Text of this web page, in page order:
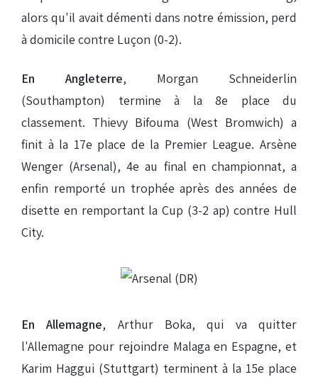
alors qu'il avait démenti dans notre émission, perd
à domicile contre Luçon (0-2).
En Angleterre, Morgan Schneiderlin
(Southampton) termine à la 8e place du
classement. Thievy Bifouma (West Bromwich) a
finit à la 17e place de la Premier League. Arsène
Wenger (Arsenal), 4e au final en championnat, a
enfin remporté un trophée après des années de
disette en remportant la Cup (3-2 ap) contre Hull
City.
En Allemagne, Arthur Boka, qui va quitter
l'Allemagne pour rejoindre Malaga en Espagne, et
Karim Haggui (Stuttgart) terminent à la 15e place